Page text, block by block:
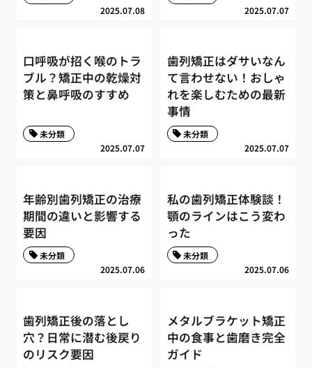
2025.07.08 2025.07.07
口呼吸が招く喉のトラ
ブル？矯正中の乾燥対
策と鼻呼吸のすすめ
2025.07.07
未分類
歯列矯正はダサいなん
て言わせない！おしゃ
れを楽しむための最新
事情
2025.07.07
未分類
年齢別歯列矯正の治療
期間の違いと影響する
要因
2025.07.06
未分類
私の歯列矯正体験談！
顎のラインはこう変わ
った
2025.07.06
未分類
歯列矯正後の落とし
穴？日常に潜む後戻り
のリスク要因
メタルブラケット矯正
中の食事と歯磨き完全
ガイド